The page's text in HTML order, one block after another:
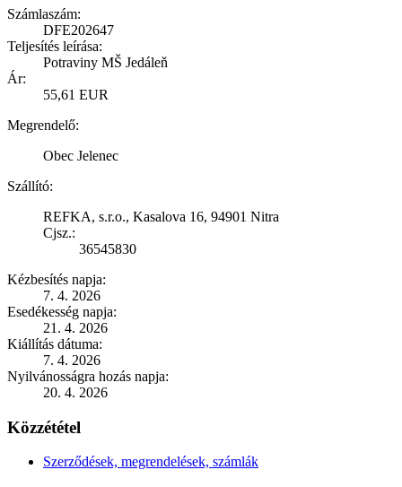
Számlaszám:
DFE202647
Teljesítés leírása:
Potraviny MŠ Jedáleň
Ár:
55,61 EUR
Megrendelő:
Obec Jelenec
Szállító:
REFKA, s.r.o., Kasalova 16, 94901 Nitra
Cjsz.:
36545830
Kézbesítés napja:
7. 4. 2026
Esedékesség napja:
21. 4. 2026
Kiállítás dátuma:
7. 4. 2026
Nyilvánosságra hozás napja:
20. 4. 2026
Közzététel
Szerződések, megrendelések, számlák